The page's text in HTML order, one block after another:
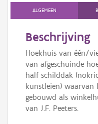
ALGEMEEN
Beschrijving
Hoekhuis van één/
van afgeschuinde
half schilddak
kunstleien)
gebouwd als
van J.F. Peeters.